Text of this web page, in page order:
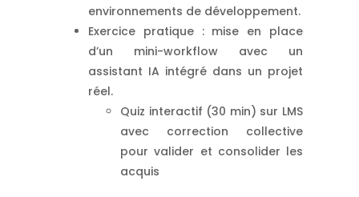
environnements de développement.
Exercice pratique : mise en place
d’un mini-workflow avec un
assistant IA intégré dans un projet
réel.
Quiz interactif (30 min) sur LMS
avec correction collective
pour valider et consolider les
acquis